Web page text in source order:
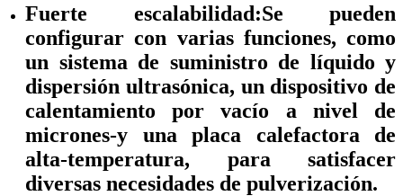
Fuerte escalabilidad:Se pueden
configurar con varias funciones, como
un sistema de suministro de líquido y
dispersión ultrasónica, un dispositivo de
calentamiento por vacío a nivel de
micrones-y una placa calefactora de
alta-temperatura, para satisfacer
diversas necesidades de pulverización.